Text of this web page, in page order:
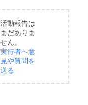
活動報告は
まだありま
せん。
実行者へ意
見や質問を
送る